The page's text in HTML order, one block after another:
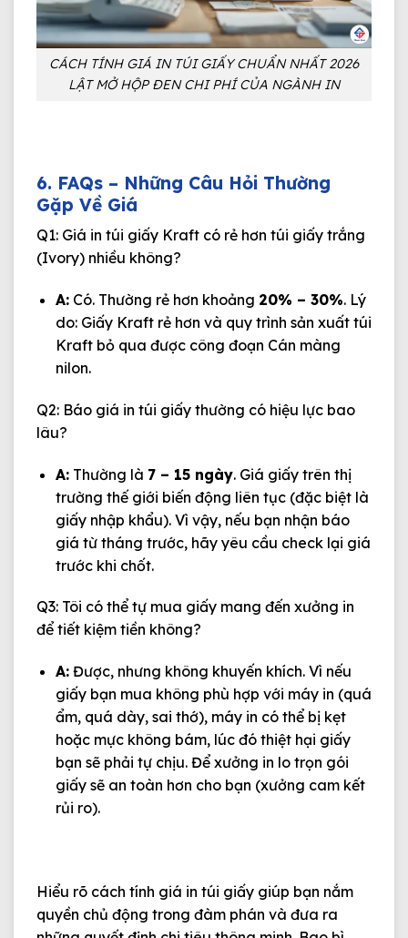
CÁCH TÍNH GIÁ IN TÚI GIẤY CHUẨN NHẤT 2026
LẬT MỞ HỘP ĐEN CHI PHÍ CỦA NGÀNH IN
6. FAQs – Những Câu Hỏi Thường
Gặp Về Giá
Q1: Giá in túi giấy Kraft có rẻ hơn túi giấy trắng
(Ivory) nhiều không?
A:Có. Thường rẻ hơn khoảng 20% – 30%. Lý
do: Giấy Kraft rẻ hơn và quy trình sản xuất túi
Kraft bỏ qua được công đoạn Cán màng
nilon.
Q2: Báo giá in túi giấy thường có hiệu lực bao
lâu?
A:Thường là 7 – 15 ngày. Giá giấy trên thị
trường thế giới biến động liên tục (đặc biệt là
giấy nhập khẩu). Vì vậy, nếu bạn nhận báo
giá từ tháng trước, hãy yêu cầu check lại giá
trước khi chốt.
Q3: Tôi có thể tự mua giấy mang đến xưởng in
để tiết kiệm tiền không?
A:Được, nhưng không khuyến khích. Vì nếu
giấy bạn mua không phù hợp với máy in (quá
ẩm, quá dày, sai thớ), máy in có thể bị kẹt
hoặc mực không bám, lúc đó thiệt hại giấy
bạn sẽ phải tự chịu. Để xưởng in lo trọn gói
giấy sẽ an toàn hơn cho bạn (xưởng cam kết
rủi ro).
Hiểu rõ cách tính giá in túi giấy giúp bạn nắm
quyền chủ động trong đàm phán và đưa ra